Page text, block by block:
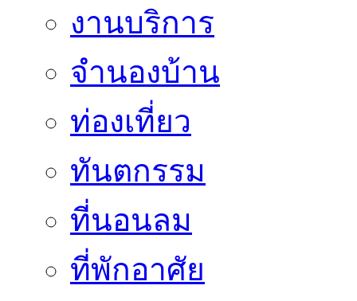
งานบริการ
จำนองบ้าน
ท่องเที่ยว
ทันตกรรม
ที่นอนลม
ที่พักอาศัย